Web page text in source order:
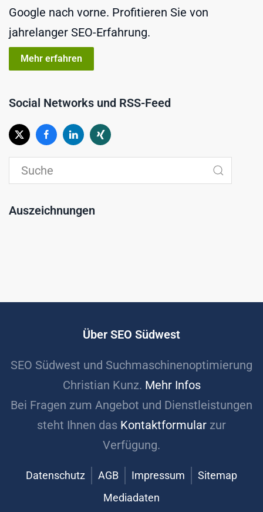
Google nach vorne. Profitieren Sie von
jahrelanger SEO-Erfahrung.
Mehr erfahren
Social Networks und RSS-Feed
Auszeichnungen
Über SEO Südwest
SEO Südwest und Suchmaschinenoptimierung
Christian Kunz. Mehr Infos
Bei Fragen zum Angebot und Dienstleistungen
steht Ihnen das Kontaktformular zur
Verfügung.
Datenschutz AGB Impressum
Sitemap
Mediadaten